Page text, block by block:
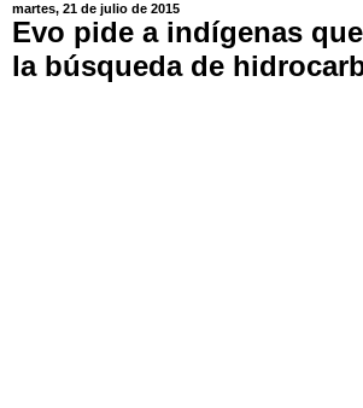
martes, 21 de julio de 2015
Evo pide a indígenas
la búsqueda de